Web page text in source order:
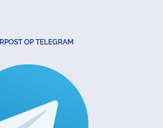
OP TELEGRAM